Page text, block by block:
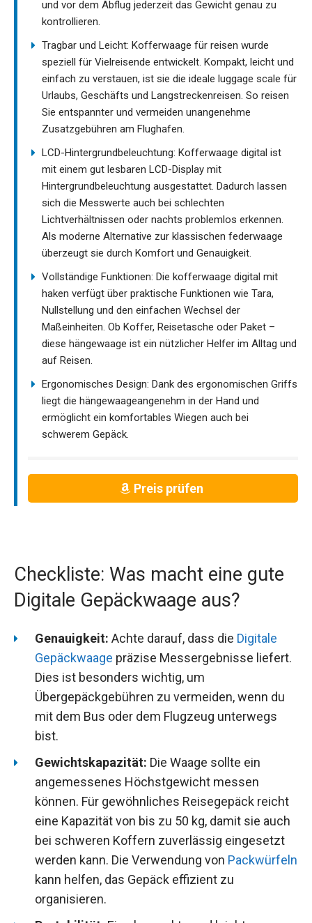
und vor dem Abflug jederzeit das Gewicht genau zu
kontrollieren.
Tragbar und Leicht: Kofferwaage für reisen wurde
speziell für Vielreisende entwickelt. Kompakt, leicht und
einfach zu verstauen, ist sie die ideale luggage scale für
Urlaubs, Geschäfts und Langstreckenreisen. So reisen
Sie entspannter und vermeiden unangenehme
Zusatzgebühren am Flughafen.
LCD-Hintergrundbeleuchtung: Kofferwaage digital ist
mit einem gut lesbaren LCD-Display mit
Hintergrundbeleuchtung ausgestattet. Dadurch lassen
sich die Messwerte auch bei schlechten
Lichtverhältnissen oder nachts problemlos erkennen.
Als moderne Alternative zur klassischen federwaage
überzeugt sie durch Komfort und Genauigkeit.
Vollständige Funktionen: Die kofferwaage digital mit
haken verfügt über praktische Funktionen wie Tara,
Nullstellung und den einfachen Wechsel der
Maßeinheiten. Ob Koffer, Reisetasche oder Paket –
diese hängewaage ist ein nützlicher Helfer im Alltag und
auf Reisen.
Ergonomisches Design: Dank des ergonomischen Griffs
liegt die hängewaageangenehm in der Hand und
ermöglicht ein komfortables Wiegen auch bei
schwerem Gepäck.
Preis prüfen
Checkliste: Was macht eine gute
Digitale Gepäckwaage aus?
Genauigkeit: Achte darauf, dass die Digitale
Gepäckwaage präzise Messergebnisse liefert.
Dies ist besonders wichtig, um
Übergepäckgebühren zu vermeiden, wenn du
mit dem Bus oder dem Flugzeug unterwegs
bist.
Gewichtskapazität: Die Waage sollte ein
angemessenes Höchstgewicht messen
können. Für gewöhnliches Reisegepäck reicht
eine Kapazität von bis zu 50 kg, damit sie auch
bei schweren Koffern zuverlässig eingesetzt
werden kann. Die Verwendung von Packwürfeln
kann helfen, das Gepäck effizient zu
organisieren.